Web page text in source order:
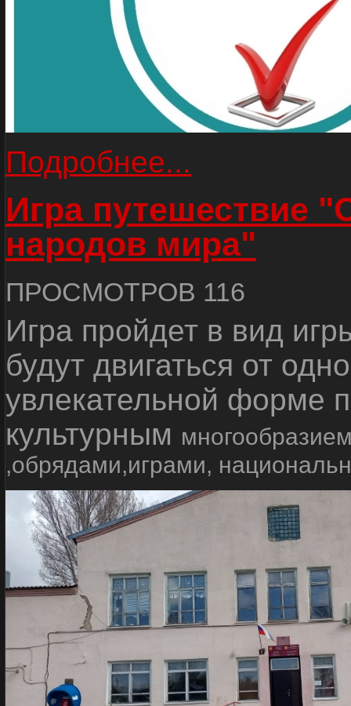
Подробнее...
Игра путешествие
народов мира"
ПРОСМОТРОВ 116
Игра пройдет в вид
будут двигаться от
увлекательной форме
культурным
,обрядами,играми,